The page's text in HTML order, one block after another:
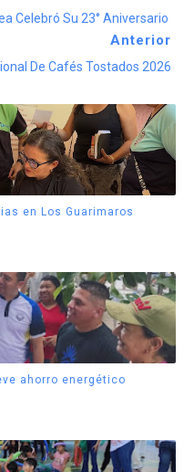
Celebró Su 23° Aniversario
Anterior
De Cafés Tostados 2026
en Los Guarimaros
ahorro energético